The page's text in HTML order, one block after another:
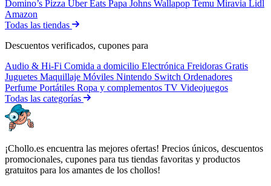
Domino’s Pizza Uber Eats Papa Johns Wallapop Temu Miravia Lidl
Amazon
Todas las tiendas
Descuentos verificados, cupones para
Audio & Hi-Fi Comida a domicilio Electrónica Freidoras Gratis
Juguetes Maquillaje Móviles Nintendo Switch Ordenadores
Perfume Portátiles Ropa y complementos TV Videojuegos
Todas las categorías
¡Chollo.es encuentra las mejores ofertas! Precios únicos, descuentos
promocionales, cupones para tus tiendas favoritas y productos
gratuitos para los amantes de los chollos!